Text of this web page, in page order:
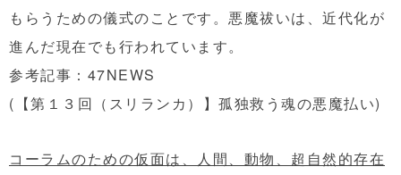
もらうための儀式のことです。悪魔祓いは、近代化が
進んだ現在でも行われています。
参考記事：47NEWS
( 【第１３回（スリランカ）】孤独救う魂の悪魔払い)
コーラムのための仮面は、人間、動物、超自然的存在